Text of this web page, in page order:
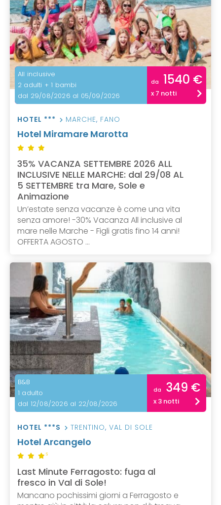
All inclusive
2 adulti + 1 bambi
dal 29/08/2026 al 05/09/2026
da 1540 €
x 7 notti
HOTEL *** MARCHE, FANO
Hotel Miramare Marotta
35% VACANZA SETTEMBRE 2026 ALL
INCLUSIVE NELLE MARCHE: dal 29/08 AL
5 SETTEMBRE tra Mare, Sole e
Animazione
Un’estate senza vacanze è come una vita
senza amore! -30% Vacanza All inclusive al
mare nelle Marche - Figli gratis fino 14 anni!
OFFERTA AGOSTO ...
B&B
1 adulto
dal 12/08/2026 al 22/08/2026
da 349 €
x 3 notti
HOTEL ***S TRENTINO, VAL DI SOLE
Hotel Arcangelo
S
Last Minute Ferragosto: fuga al
fresco in Val di Sole!
Mancano pochissimi giorni a Ferragosto e